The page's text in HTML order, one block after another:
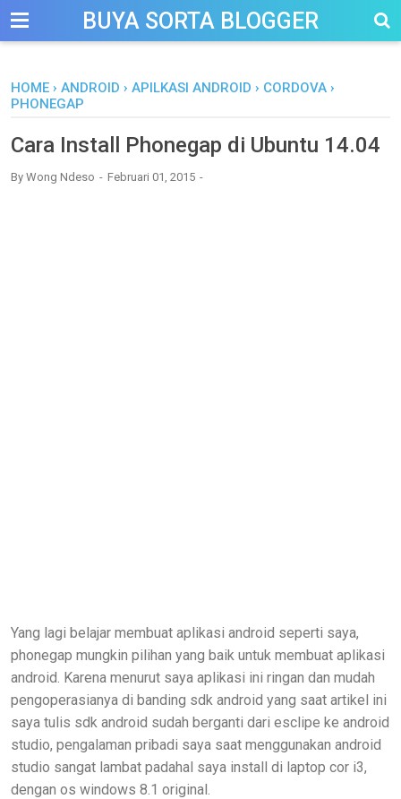
--> BUYA SORTA BLOGGER
HOME › ANDROID › APILKASI ANDROID › CORDOVA ›
PHONEGAP
Cara Install Phonegap di Ubuntu 14.04
By Wong Ndeso Februari 01, 2015
Yang lagi belajar membuat aplikasi android seperti saya,
phonegap mungkin pilihan yang baik untuk membuat aplikasi
android. Karena menurut saya aplikasi ini ringan dan mudah
pengoperasianya di banding sdk android yang saat artikel ini
saya tulis sdk android sudah berganti dari esclipe ke android
studio, pengalaman pribadi saya saat menggunakan android
studio sangat lambat padahal saya install di laptop cor i3,
dengan os windows 8.1 original.